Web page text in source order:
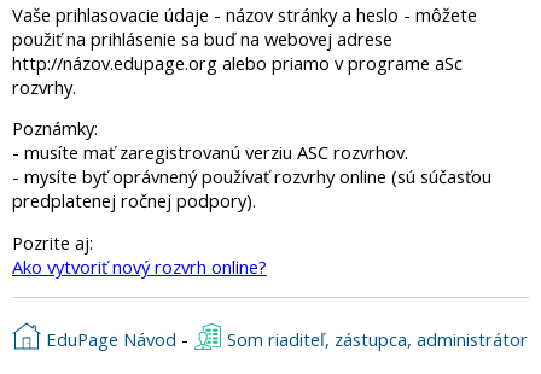
Vaše prihlasovacie údaje - názov stránky a heslo - môžete
použiť na prihlásenie sa buď na webovej adrese
http://názov.edupage.org alebo priamo v programe aSc
rozvrhy.
Poznámky:
- musíte mať zaregistrovanú verziu ASC rozvrhov.
- mysíte byť oprávnený používať rozvrhy online (sú súčasťou
predplatenej ročnej podpory).
Pozrite aj:
Ako vytvoriť nový rozvrh online?
EduPage Návod - Som riaditeľ, zástupca, administrátor